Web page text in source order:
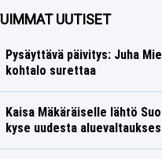
UUTISET
Pysäyttävä päivitys: Juha
kohtalo surettaa
Kaisa Mäkäräiselle lähtö
kyse uudesta